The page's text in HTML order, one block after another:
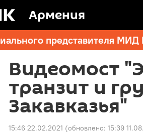
Армения
представителя
Видеомост
транзит и
Закавказья"
15:46 22.02.2021 (обновлено: 15:39